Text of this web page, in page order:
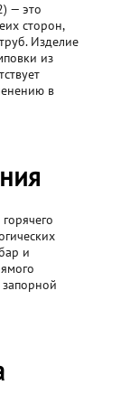
— это
сторон,
Изделие
из
в
и